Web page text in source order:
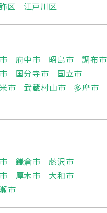
区 江戸川区
府中市 昭島市
調布市
国分寺市
国立市
市 武蔵村山市
多摩市
鎌倉市
藤沢市
厚木市
大和市
市